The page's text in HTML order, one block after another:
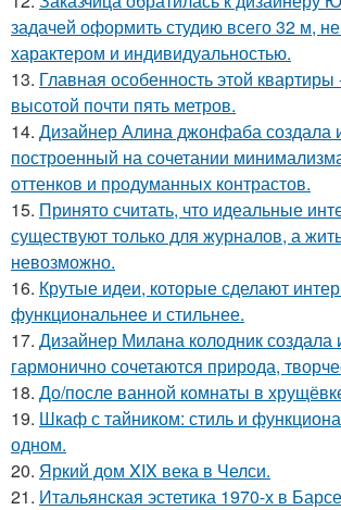
задачей оформить студию всего 32 м,
характером и индивидуальностью.
13. Главная особенность этой квартиры
высотой почти пять метров.
14. Дизайнер Алина джонфаба создала
построенный на сочетании
оттенков и продуманных контрастов.
15. Принято считать, что идеальные
существуют только для журналов, а
невозможно.
16. Крутые идеи, которые сделают
функциональнее и стильнее.
17. Дизайнер Милана колодник создала
гармонично сочетаются природа,
18. До/после ванной комнаты в
19. Шкаф с тайником: стиль и
одном.
20. Яркий дом XIX века в Челси.
21. Итальянская эстетика 1970-х в